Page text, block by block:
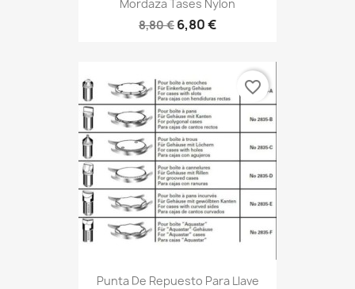
Mordaza Tases Nylon
8,80 € 6,80 €
Punta De Repuesto Para Llave
favorite_border